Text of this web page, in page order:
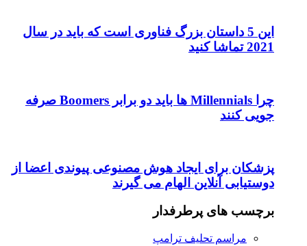
این 5 داستان بزرگ فناوری است که باید در سال
2021 تماشا کنید
چرا Millennials ها باید دو برابر Boomers صرفه
جویی کنند
پزشکان برای ایجاد هوش مصنوعی پیوندی اعضا از
دوستیابی آنلاین الهام می گیرند
برچسب های پرطرفدار
مراسم تحلیف ترامپ